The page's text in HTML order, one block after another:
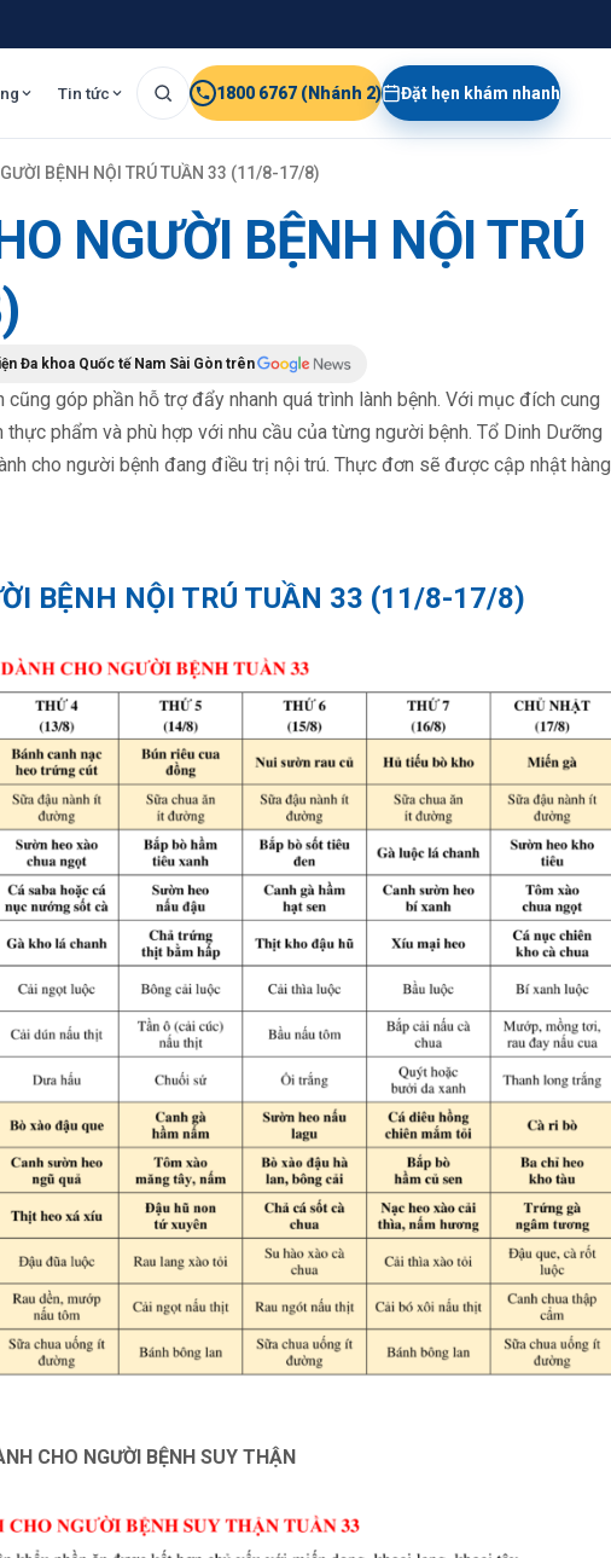
Tin tức 1800 6767 (Nhánh 2) Đặt hẹn khám nhanh
BỆNH NỘI TRÚ TUẦN 33 (11/8-17/8)
NGƯỜI BỆNH NỘI TRÚ
Đa khoa Quốc tế Nam Sài Gòn trên
góp phần hỗ trợ đẩy nhanh quá trình lành bệnh. Với mục đích cung
phẩm và phù hợp với nhu cầu của từng người bệnh. Tổ Dinh Dưỡng
cho người bệnh đang điều trị nội trú. Thực đơn sẽ được cập nhật hàng
BỆNH NỘI TRÚ TUẦN 33 (11/8-17/8)
CHO NGƯỜI BỆNH SUY THẬN